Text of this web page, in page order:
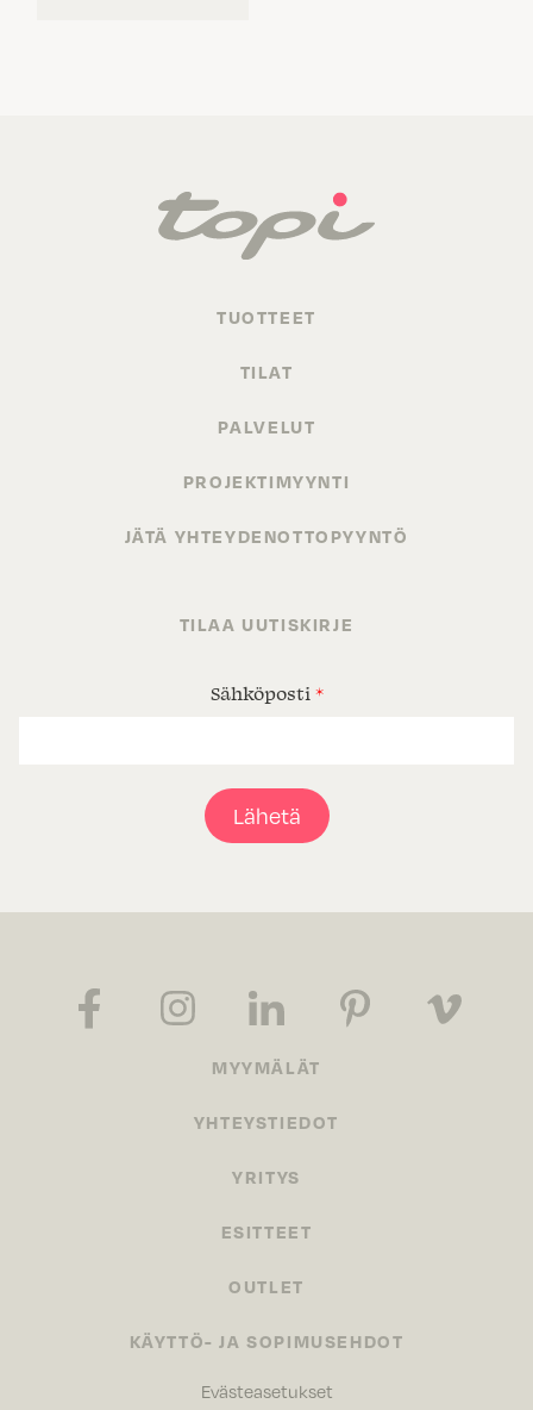
TUOTTEET
TILAT
PALVELUT
PROJEKTIMYYNTI
JÄTÄ YHTEYDENOTTOPYYNTÖ
TILAA UUTISKIRJE
Sähköposti *
Lähetä
MYYMÄLÄT
YHTEYSTIEDOT
YRITYS
ESITTEET
OUTLET
KÄYTTÖ- JA SOPIMUSEHDOT
Evästeasetukset